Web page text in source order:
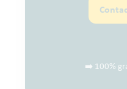
➡️ 100%